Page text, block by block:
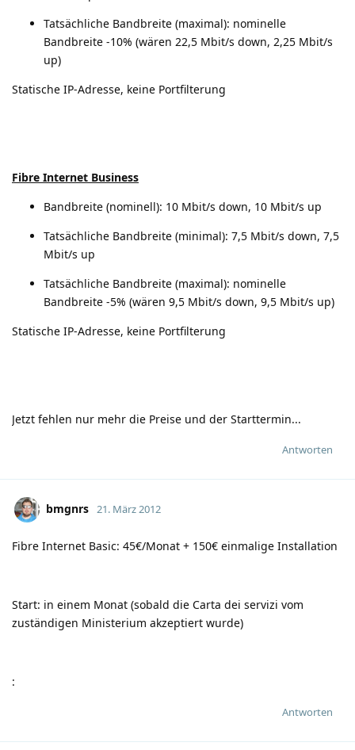
Tatsächliche Bandbreite (maximal): nominelle
Bandbreite -10% (wären 22,5 Mbit/s down, 2,25 Mbit/s
up)
Statische IP-Adresse, keine Portfilterung
Fibre Internet Business
Bandbreite (nominell): 10 Mbit/s down, 10 Mbit/s up
Tatsächliche Bandbreite (minimal): 7,5 Mbit/s down, 7,5
Mbit/s up
Tatsächliche Bandbreite (maximal): nominelle
Bandbreite -5% (wären 9,5 Mbit/s down, 9,5 Mbit/s up)
Statische IP-Adresse, keine Portfilterung
Jetzt fehlen nur mehr die Preise und der Starttermin...
Antworten
bmgnrs 21. März 2012
Fibre Internet Basic: 45€/Monat + 150€ einmalige Installation
Start: in einem Monat (sobald die Carta dei servizi vom
zuständigen Ministerium akzeptiert wurde)
:
Antworten